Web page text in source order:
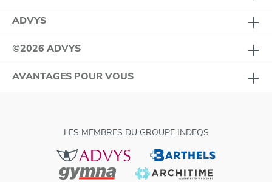
ADVYS
©2026 ADVYS
AVANTAGES POUR VOUS
LES MEMBRES DU GROUPE INDEQS